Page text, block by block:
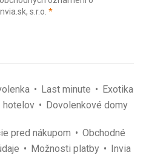
s.r.o. *(povinné)
Last minute
Exotika
hotelov Dovolenkové domy
pred nákupom
Obchodné
Možnosti platby
Invia